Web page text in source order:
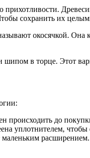
прихотливости.
сохранить их
окосячкой. Она
в торце. Этот
происходить до
уплотнителем, чтобы
расширением.